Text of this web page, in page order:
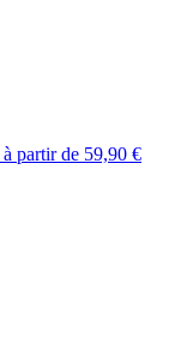
à partir de 59,90 €